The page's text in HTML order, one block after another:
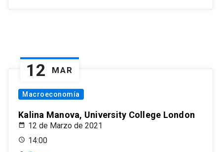
12 MAR
Macroeconomía
Kalina Manova, University College London
12 de Marzo de 2021
14:00